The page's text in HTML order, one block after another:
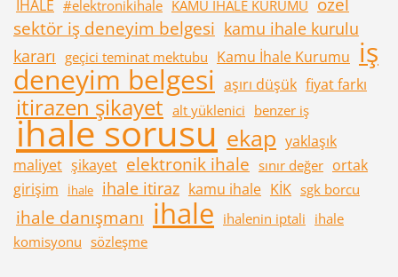
İHALE #elektronikihale KAMU İHALE KURUMU
sektör iş deneyim belgesi kamu ihale kurulu
kararı geçici teminat mektubu Kamu İhale Kurumu iş
deneyim belgesi aşırı düşük fiyat farkı
itirazen şikayet alt yüklenici benzer iş
ihale sorusu ekap yaklaşık
maliyet şikayet elektronik ihale sınır değer ortak
girişim
İhale ihale itiraz kamu ihale KİK sgk borcu
ihale danışmanı ihale ihalenin iptali ihale
komisyonu sözleşme